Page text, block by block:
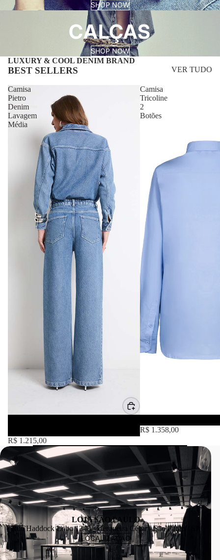
SHOP NOW
CALÇAS
SHOP NOW
LUXURY & COOL DENIM BRAND
BEST SELLERS VER TUDO
Camisa
Pietro
Denim
Lavagem
Média
R$ 1.215,00
Camisa
Tricoline
2
Botões
R$ 1.358,00
LOJA SÃO PAULO
Rua Haddock Lobo 1340 - Cerqueira César - São Paulo / SP
LOCALIZAÇÃO